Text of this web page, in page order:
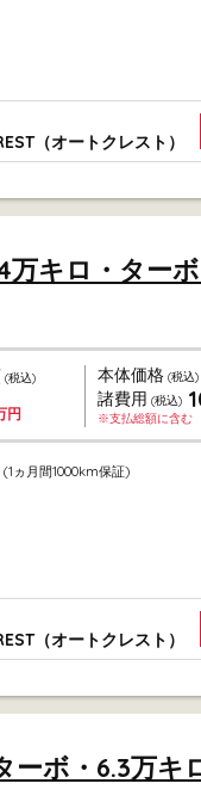
（オートクレスト）
キロ・ター
(1ヵ月間1000km保証)
(税込)
円
本体価格(税込)
諸費用 (税込)
※支払総額に含む
（オートクレスト）
ボ・6.3万キ